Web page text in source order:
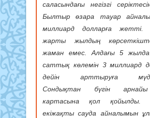
саласындағы негізгі
Былтыр өзара тауар
миллиард долларға жетті.
жарты жылдың
жаман емес. Алдағы 5 жылда
саттық көлемін 3 миллиард
дейін арттыруға
Сондықтан бүгін
картасына қол қойылды.
екіжақты сауда айналымын